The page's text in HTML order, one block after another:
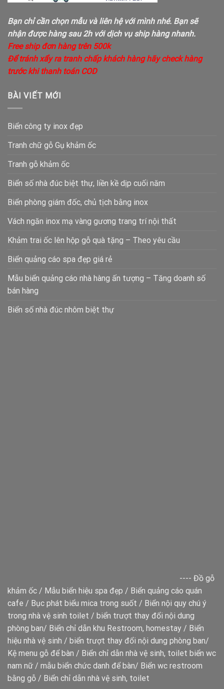
Bạn chỉ cần chọn mẫu và liên hệ với mình nhé. Bạn sẽ
nhận được hàng sau 2h với dịch vụ ship hàng nhanh.
Free ship đơn hàng trên 500k
Để tránh xẩy ra tranh chấp khách hàng hãy check hàng
trước khi thanh toán COD
BÀI VIẾT MỚI
Biển công ty inox đẹp
Tranh chữ gỗ Gụ khảm ốc
Tranh gỗ khảm ốc
Biển số nhà đúc biệt thự, liền kề dịp cuối năm
Biển phòng giám đốc, chủ tịch bằng inox
Vách ngăn inox mạ vàng gương trang trí nội thất
Khảm trai ốc lên hộp gỗ quà tặng – Theo yêu cầu
Biển quảng cáo spa đẹp giá rẻ
Mẫu biển quảng cáo nhà hàng ấn tượng – Tăng doanh số
bán hàng
Biển số nhà đúc nhôm biệt thự
---- Đồ gỗ
khảm ốc / Mẫu biển hiệu spa đẹp / Biển quảng cáo quán
cafe / Bục phát biểu mica trong suốt / Biển nội quy chú ý
trong nhà vệ sinh toilet / biển trượt thay đổi nội dung
phòng ban/ Biển chỉ dẫn khu Restroom, homestay / Biển
hiệu nhà vệ sinh / biển trượt thay đổi nội dung phòng ban/
Kệ menu gỗ để bàn / Biển chỉ dẫn nhà vệ sinh, toilet biển wc
nam nữ / mẫu biển chức danh để bàn/ Biển wc restroom
bằng gỗ / Biển chỉ dẫn nhà vệ sinh, toilet